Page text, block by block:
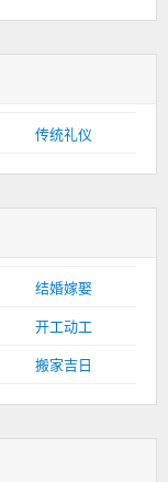
传统礼仪
结婚嫁娶
开工动工
搬家吉日